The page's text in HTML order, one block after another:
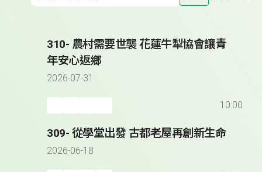
310- 農村需要世襲 花蓮牛犁協會讓青
年安心返鄉
2026-07-31
10:00
309- 從學堂出發 古都老屋再創新生命
2026-06-18